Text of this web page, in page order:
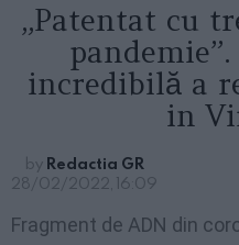
„Patentat cu
incredibilă a
in
by Redactia GR
28/02/2022, 16:09
Fragment de ADN din